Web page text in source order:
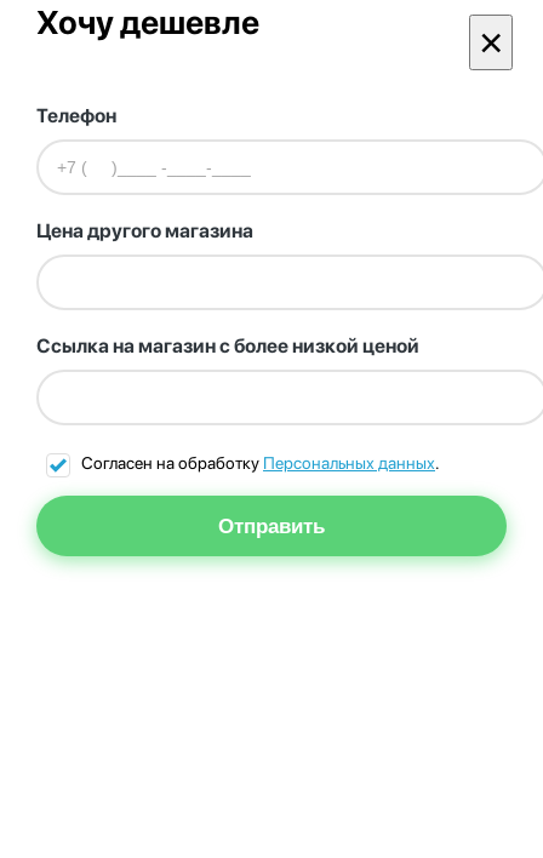
Хочу дешевле ×
Телефон
Цена другого магазина
Ссылка на магазин с более низкой ценой
Согласен на обработку Персональных данных.
Отправить